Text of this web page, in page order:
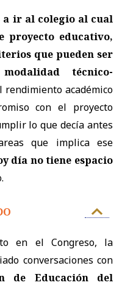
a ir al colegio al cual
proyecto educativo,
que pueden ser
técnico-
rendimiento académico
con el proyecto
lo que decía antes
que implica ese
día no tiene espacio
en el Congreso, la
conversaciones con
de Educación del